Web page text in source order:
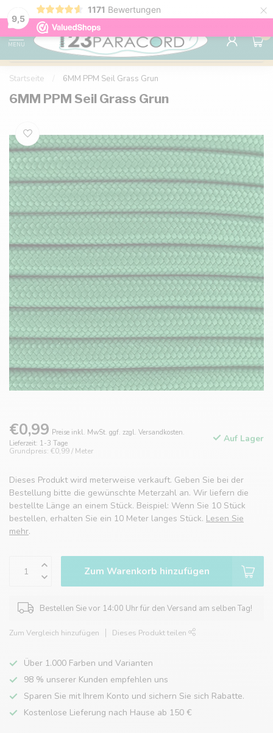
9,5
1171 Bewertungen ×
Kostenlose Lieferung nach Hause ab 150 €
MENU
0
Startseite 6MM PPM Seil Grass Grun
6MM PPM Seil Grass Grun
€0,99 Preise inkl. MwSt. ggf. zzgl. Versandkosten.
Lieferzeit: 1-3 Tage
Grundpreis: €0,99 / Meter
Auf Lager
Dieses Produkt wird meterweise verkauft. Geben Sie bei der
Bestellung bitte die gewünschte Meterzahl an. Wir liefern die
bestellte Länge an einem Stück. Beispiel: Wenn Sie 10 Stück
bestellen, erhalten Sie ein 10 Meter langes Stück. Lesen Sie
mehr.
Zum Warenkorb hinzufügen
Bestellen Sie vor 14:00 Uhr für den Versand am selben Tag!
Zum Vergleich hinzufügen Dieses Produkt teilen
Über 1.000 Farben und Varianten
98 % unserer Kunden empfehlen uns
Sparen Sie mit Ihrem Konto und sichern Sie sich Rabatte.
Kostenlose Lieferung nach Hause ab 150 €